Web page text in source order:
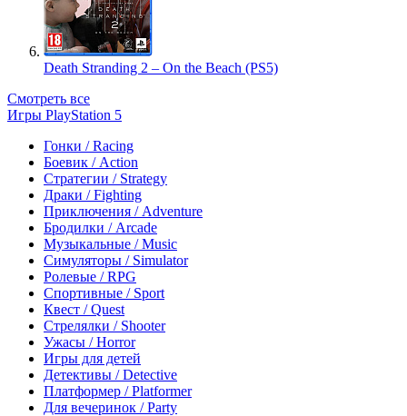
Death Stranding 2 – On the Beach (PS5)
Смотреть все
Игры PlayStation 5
Гонки / Racing
Боевик / Action
Стратегии / Strategy
Драки / Fighting
Приключения / Adventure
Бродилки / Arcade
Музыкальные / Music
Симуляторы / Simulator
Ролевые / RPG
Спортивные / Sport
Квест / Quest
Стрелялки / Shooter
Ужасы / Horror
Игры для детей
Детективы / Detective
Платформер / Platformer
Для вечеринок / Party